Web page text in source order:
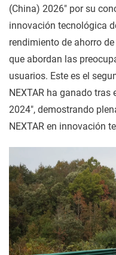
(China) 2026" por su
innovación tecnológica
rendimiento de ahorro
que abordan las
usuarios. Este es el
NEXTAR ha ganado tras
2024", demostrando
NEXTAR en innovación